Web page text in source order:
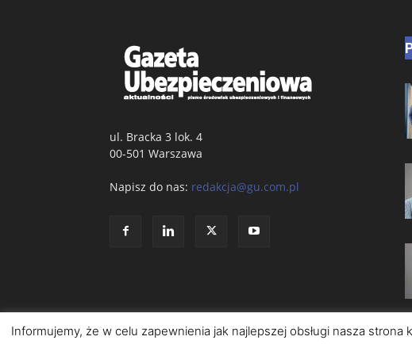
ul. Bracka 3 lok. 4
00-501 Warszawa
Napisz do nas: redakcja@gu.com.pl
Informujemy, że w celu zapewnienia jak najlepszej obsługi nasza